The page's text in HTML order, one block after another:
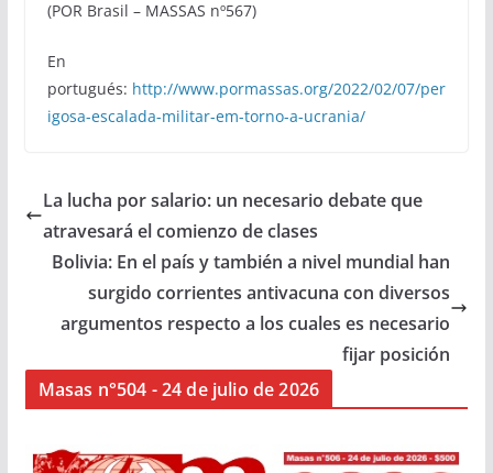
(POR Brasil – MASSAS nº567)
En
portugués: http://www.pormassas.org/2022/02/07/per
igosa-escalada-militar-em-torno-a-ucrania/
La lucha por salario: un necesario debate que
atravesará el comienzo de clases
Bolivia: En el país y también a nivel mundial han
surgido corrientes antivacuna con diversos
argumentos respecto a los cuales es necesario
fijar posición
Masas n°504 - 24 de julio de 2026